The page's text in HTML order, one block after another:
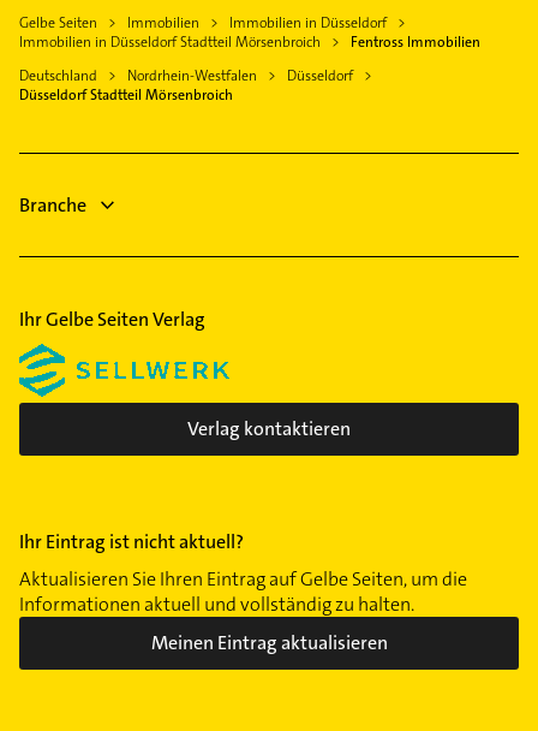
Flingern Süd
Friedrichstadt
Gerresheim
Hafen
Heerdt
Himmelgeist
Hubbelrath
Kaiserswerth
Lohausen
Ludenberg
Niederkassel
Oberkassel
Heiligenhaus
Wülfrath
Bestatter
Schreiner
Phoniatrie
Fensterbauer
Krankengymnastik
Gebäudereinigung
Elektroinstallation
Gelbe Seiten Immobilien
Immobilien in Düsseldorf
Immobilien in Düsseldorf Stadtteil Mörsenbroich
Fentross Immobilien
Deutschland
Nordrhein-Westfalen
Düsseldorf
Düsseldorf Stadtteil Mörsenbroich
Branche
Ihr Gelbe Seiten Verlag
Verlag kontaktieren
Ihr Eintrag ist nicht aktuell?
Aktualisieren Sie Ihren Eintrag auf Gelbe Seiten, um die
Informationen aktuell und vollständig zu halten.
Meinen Eintrag aktualisieren